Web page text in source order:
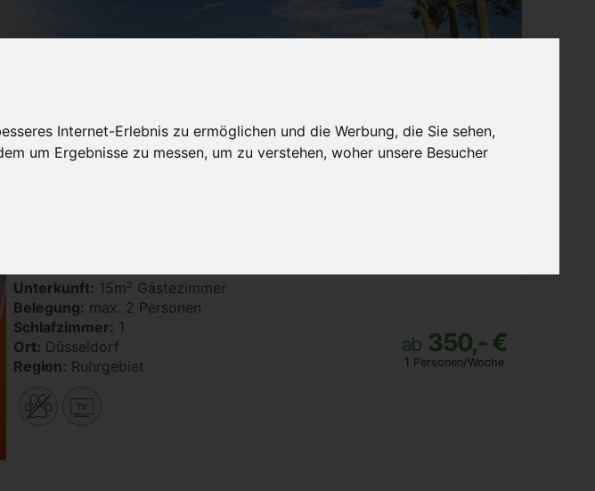
Internet-Erlebnis zu ermöglichen und die Werbung, die Sie sehen,
um Ergebnisse zu messen, um zu verstehen, woher unsere Besucher
Service Ferienwohnung vermieten Vermieter-Login
in Düsseldorf
Unterkunft: 15m² Gästezimmer
Belegung: max. 2 Personen
Schlafzimmer: 1
Ort: Düsseldorf
Region: Ruhrgebiet
ab 350,- €
1 Personen/Woche